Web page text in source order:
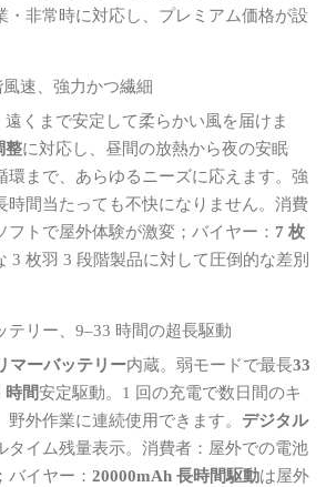
・非常時に対応し、プレミアム価格が設
速、強力かつ繊細
遠くまで安定して柔らかい風を届けま
整に対応し、昼間の放熱から夜の安眠
環まで、あらゆるニーズに応えます。強
時間当たっても不快になりません。消費
トで屋外体験が激変；バイヤー： 7 枚
3 枚羽 3 段階製品に対して圧倒的な差別
テリー、9–33 時間の超長駆動
マーバッテリー内蔵。弱モードで最長33
時間安定駆動。1 回の充電で数日間のキ
外作業に連続使用できます。 デジタル
タイム残量表示。消費者：屋外での電池
イヤー： 20000mAh 長時間駆動は屋外